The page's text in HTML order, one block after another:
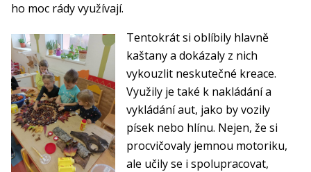
ho moc rády využívají.
Tentokrát si oblíbily hlavně
kaštany a dokázaly z nich
vykouzlit neskutečné kreace.
Využily je také k nakládání a
vykládání aut, jako by vozily
písek nebo hlínu. Nejen, že si
procvičovaly jemnou motoriku,
ale učily se i spolupracovat,